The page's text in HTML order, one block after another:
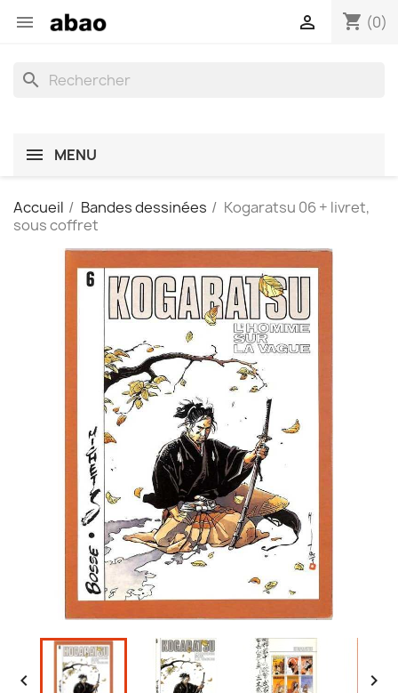
 shopping_cart (0)

search
MENU
Accueil Bandes dessinées
Kogaratsu 06 + livret,
sous coffret
 